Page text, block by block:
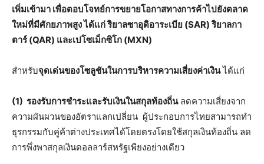
เพิ่มเข้ามา เพื่อตอบโจทย์การขยายโอกาสทางการค้าไปยังตลาด
ใหม่ที่มีศักยภาพสูง ได้แก่ ริยาลซาอุดิอาระเบีย (SAR) ริยาลกา
ตาร์ (QAR) และเปโซเม็กซิโก (MXN)
สำหรับจุดเด่นของโซลูชันในการบริหารความเสี่ยงค่าเงินได้แก่
(1) รองรับการชำระและรับเงินในสกุลท้องถิ่นลดความเสี่ยงจาก
ความผันผวนของอัตราแลกเปลี่ยน ผู้ประกอบการไทยสามารถทำ
ธุรกรรมกับคู่ค้าต่างประเทศได้โดยตรงโดยใช้สกุลเงินท้องถิ่น ลด
การพึ่งพาสกุลเงินดอลลาร์สหรัฐเพียงอย่างเดียว